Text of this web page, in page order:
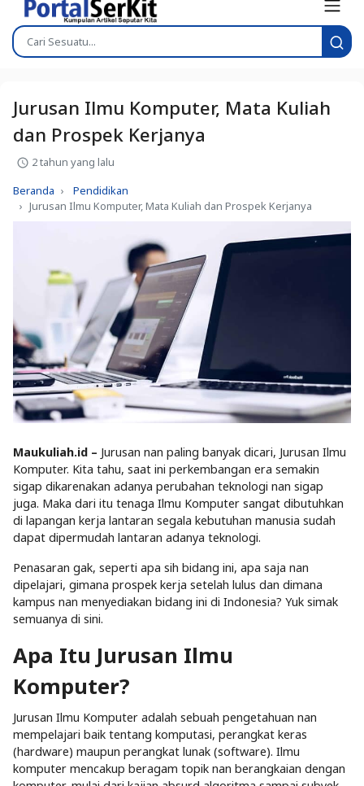
Jurusan Ilmu Komputer, Mata Kuliah
dan Prospek Kerjanya
2 tahun yang lalu
Beranda
Pendidikan
Jurusan Ilmu Komputer, Mata Kuliah dan Prospek Kerjanya
Maukuliah.id – Jurusan nan paling banyak dicari, Jurusan Ilmu
Komputer. Kita tahu, saat ini perkembangan era semakin
sigap dikarenakan adanya perubahan teknologi nan sigap
juga. Maka dari itu tenaga Ilmu Komputer sangat dibutuhkan
di lapangan kerja lantaran segala kebutuhan manusia sudah
dapat dipermudah lantaran adanya teknologi.
Penasaran gak, seperti apa sih bidang ini, apa saja nan
dipelajari, gimana prospek kerja setelah lulus dan dimana
kampus nan menyediakan bidang ini di Indonesia? Yuk simak
semuanya di sini.
Apa Itu Jurusan Ilmu
Komputer?
Jurusan Ilmu Komputer adalah sebuah pengetahuan nan
mempelajari baik tentang komputasi, perangkat keras
(hardware) maupun perangkat lunak (software). Ilmu
komputer mencakup beragam topik nan berangkaian dengan